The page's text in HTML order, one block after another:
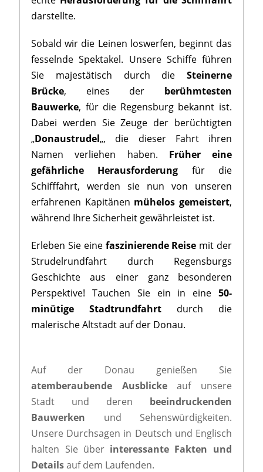
darstellte.
Sobald wir die Leinen loswerfen, beginnt das
fesselnde Spektakel. Unsere Schiffe führen
Sie majestätisch durch die Steinerne
Brücke, eines der berühmtesten
Bauwerke, für die Regensburg bekannt ist.
Dabei werden Sie Zeuge der berüchtigten
„Donaustrudel„, die dieser Fahrt ihren
Namen verliehen haben. Früher eine
gefährliche Herausforderung für die
Schifffahrt, werden sie nun von unseren
erfahrenen Kapitänen mühelos gemeistert,
während Ihre Sicherheit gewährleistet ist.
Erleben Sie eine faszinierende Reise mit der
Strudelrundfahrt durch Regensburgs
Geschichte aus einer ganz besonderen
Perspektive! Tauchen Sie ein in eine 50-
minütige Stadtrundfahrt durch die
malerische Altstadt auf der Donau.
Auf der Donau genießen Sie
atemberaubende Ausblickeauf unsere
Stadt und deren beeindruckenden
Bauwerken und Sehenswürdigkeiten.
Unsere Durchsagen in Deutsch und Englisch
halten Sie über interessante Fakten und
Detailsauf dem Laufenden.